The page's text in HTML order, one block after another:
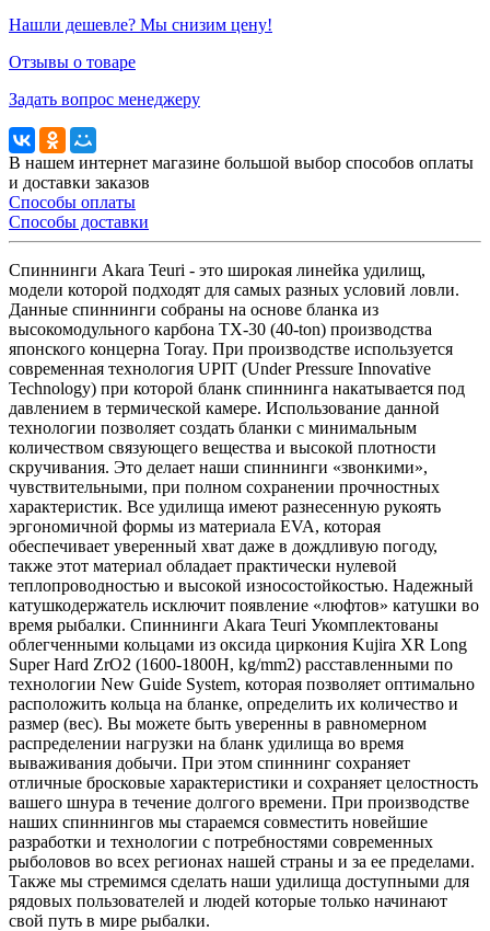
Нашли дешевле? Мы снизим цену!
Отзывы о товаре
Задать вопрос менеджеру
В нашем интернет магазине большой выбор способов оплаты
и доставки заказов
Способы оплаты
Способы доставки
Спиннинги Akara Teuri - это широкая линейка удилищ,
модели которой подходят для самых разных условий ловли.
Данные спиннинги собраны на основе бланка из
высокомодульного карбона TX-30 (40-ton) производства
японского концерна Toray. При производстве используется
современная технология UPIT (Under Pressure Innovative
Technology) при которой бланк спиннинга накатывается под
давлением в термической камере. Использование данной
технологии позволяет создать бланки с минимальным
количеством связующего вещества и высокой плотности
скручивания. Это делает наши спиннинги «звонкими»,
чувствительными, при полном сохранении прочностных
характеристик. Все удилища имеют разнесенную рукоять
эргономичной формы из материала EVA, которая
обеспечивает уверенный хват даже в дождливую погоду,
также этот материал обладает практически нулевой
теплопроводностью и высокой износостойкостью. Надежный
катушкодержатель исключит появление «люфтов» катушки во
время рыбалки. Спиннинги Akara Teuri Укомплектованы
облегченными кольцами из оксида циркония Kujira XR Long
Super Hard ZrO2 (1600-1800H, kg/mm2) расставленными по
технологии New Guide System, которая позволяет оптимально
расположить кольца на бланке, определить их количество и
размер (вес). Вы можете быть уверенны в равномерном
распределении нагрузки на бланк удилища во время
вываживания добычи. При этом спиннинг сохраняет
отличные бросковые характеристики и сохраняет целостность
вашего шнура в течение долгого времени. При производстве
наших спиннингов мы стараемся совместить новейшие
разработки и технологии с потребностями современных
рыболовов во всех регионах нашей страны и за ее пределами.
Также мы стремимся сделать наши удилища доступными для
рядовых пользователей и людей которые только начинают
свой путь в мире рыбалки.